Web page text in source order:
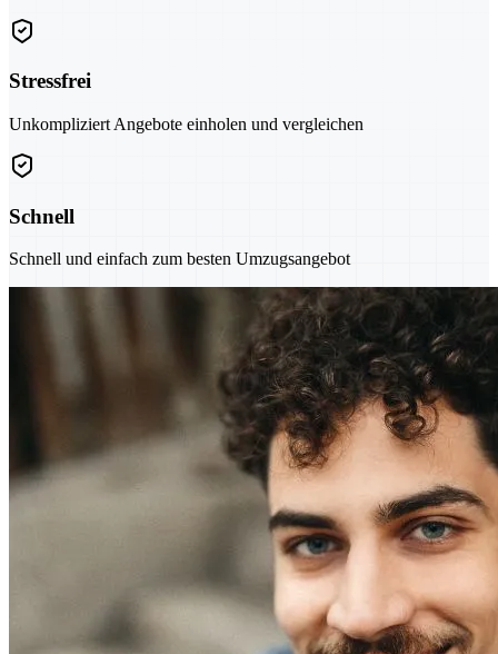
Stressfrei
Unkompliziert Angebote einholen und vergleichen
Schnell
Schnell und einfach zum besten Umzugsangebot